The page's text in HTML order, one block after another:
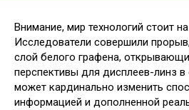
Внимание, мир технологий стоит
Исследователи совершили
слой белого графена,
перспективы для дисплеев-линз в
может кардинально изменить
информацией и дополненной